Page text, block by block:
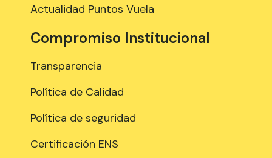
Actualidad Puntos Vuela
Compromiso Institucional
Transparencia
Política de Calidad
Política de seguridad
Certificación ENS